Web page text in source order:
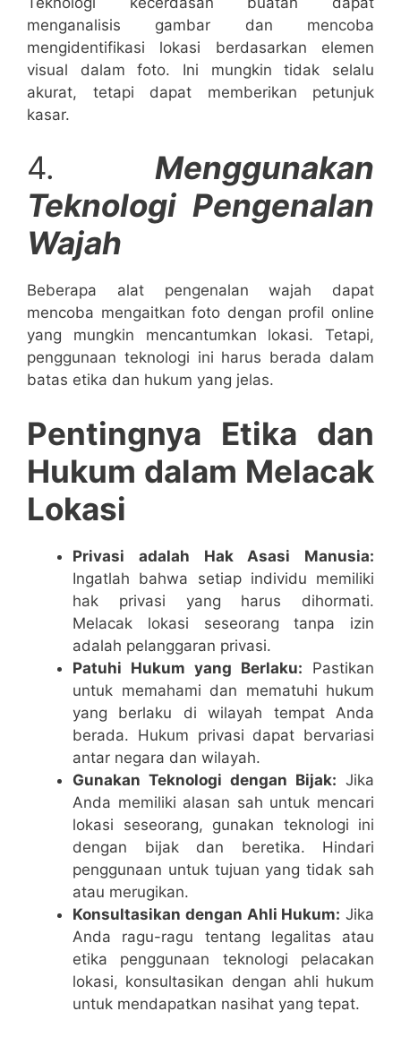
menganalisis gambar dan mencoba
mengidentifikasi lokasi berdasarkan elemen
visual dalam foto. Ini mungkin tidak selalu
akurat, tetapi dapat memberikan petunjuk
kasar.
4. Menggunakan
Teknologi Pengenalan
Wajah
Beberapa alat pengenalan wajah dapat
mencoba mengaitkan foto dengan profil online
yang mungkin mencantumkan lokasi. Tetapi,
penggunaan teknologi ini harus berada dalam
batas etika dan hukum yang jelas.
Pentingnya Etika dan
Hukum dalam Melacak
Lokasi
Privasi adalah Hak Asasi Manusia:
Ingatlah bahwa setiap individu memiliki
hak privasi yang harus dihormati.
Melacak lokasi seseorang tanpa izin
adalah pelanggaran privasi.
Patuhi Hukum yang Berlaku: Pastikan
untuk memahami dan mematuhi hukum
yang berlaku di wilayah tempat Anda
berada. Hukum privasi dapat bervariasi
antar negara dan wilayah.
Gunakan Teknologi dengan Bijak: Jika
Anda memiliki alasan sah untuk mencari
lokasi seseorang, gunakan teknologi ini
dengan bijak dan beretika. Hindari
penggunaan untuk tujuan yang tidak sah
atau merugikan.
Konsultasikan dengan Ahli Hukum: Jika
Anda ragu-ragu tentang legalitas atau
etika penggunaan teknologi pelacakan
lokasi, konsultasikan dengan ahli hukum
untuk mendapatkan nasihat yang tepat.